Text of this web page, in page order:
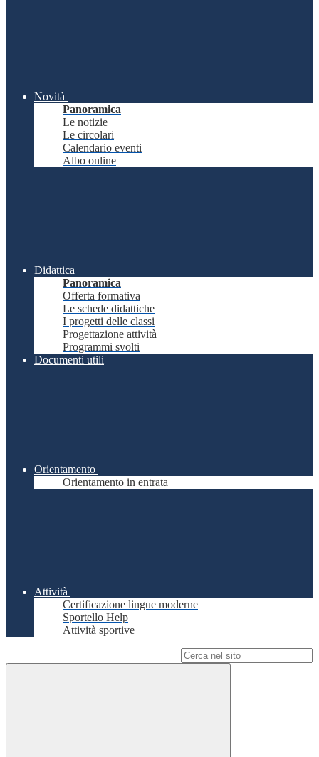
Novità
Panoramica
Le notizie
Le circolari
Calendario eventi
Albo online
Didattica
Panoramica
Offerta formativa
Le schede didattiche
I progetti delle classi
Progettazione attività
Programmi svolti
Documenti utili
Orientamento
Orientamento in entrata
Attività
Certificazione lingue moderne
Sportello Help
Attività sportive